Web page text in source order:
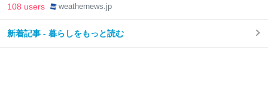
108 users weathernews.jp
新着記事 - 暮らしをもっと読む